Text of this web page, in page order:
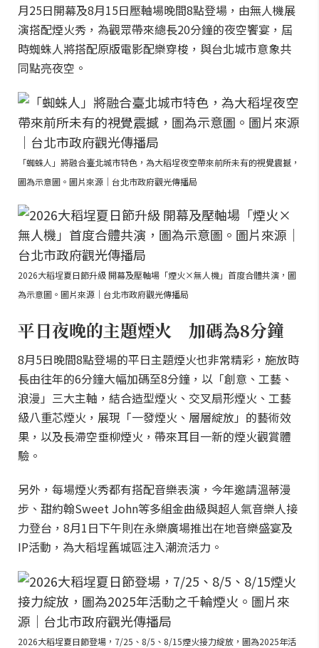
月25日開幕及8月15日壓軸場晚間8點登場，由無人機展
演搭配煙火秀，為觀眾帶來總長20分鐘的夜空饗宴，屆
時蜘蛛人將搭配原版電影配樂穿梭，與台北城市意象共
同點亮夜空。
「蜘蛛人」將融合臺北城市特色，為大稻埕夜空帶來前所未有的視覺震撼，
圖為示意圖。圖片來源｜台北市政府觀光傳播局
2026大稻埕夏日節升級 開幕及壓軸場「煙火×無人機」首度合體共演，圖
為示意圖。圖片來源｜台北市政府觀光傳播局
平日夜晚的主題煙火 加碼為8分鐘
8月5日晚間8點登場的平日主題煙火也非常精彩，施放時
長由往年的6分鐘大幅加碼至8分鐘，以「創意、工藝、
浪漫」三大主軸，結合造型煙火、交叉扇形煙火、工藝
級八重芯煙火，展現「一發煙火、層層綻放」的藝術效
果，以及長滯空垂柳煙火，帶來耳目一新的煙火觀賞體
驗。
另外，每場煙火秀都有搭配音樂表演，今年邀請溫蒂漫
步、甜約翰Sweet John等多組金曲級與超人氣音樂人接
力登台，8月1日下午則在永樂廣場推出在地音樂盛宴及
IP活動，為大稻埕舊城區注入潮流活力。
2026大稻埕夏日節登場，7/25、8/5、8/15煙火接力綻放，圖為2025年活